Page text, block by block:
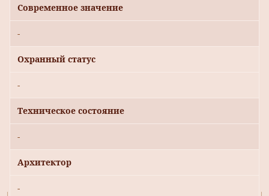
Современное значение
-
Охранный статус
-
Техническое состояние
-
Архитектор
-